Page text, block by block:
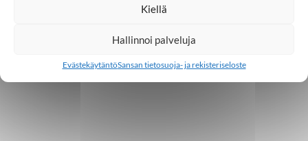
Kiellä
Hallinnoi palveluja
EvästekäytäntöSansan tietosuoja- ja rekisteriseloste